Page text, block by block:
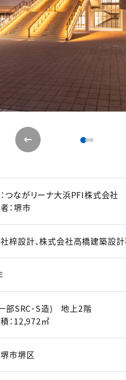
つながリーナ大浜PFI株式会社
：堺市
梓設計、株式会社高橋建築設
部SRC･S造) 地上2階
：12,972㎡
市堺区